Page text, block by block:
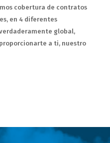
cobertura de contratos
en 4 diferentes
global,
a ti, nuestro